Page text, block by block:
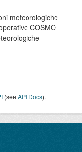
meteorologiche
COSMO
(seeAPI Docs).